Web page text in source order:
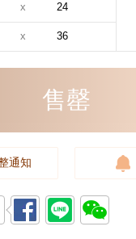
x 24
x 36
售罄
通知
斜挎包/手提包
7,980.00